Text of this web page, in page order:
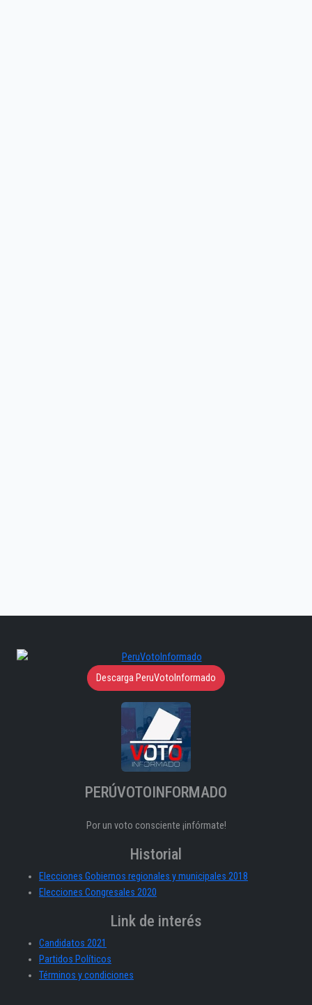
Descarga PeruVotoInformado
PERÚVOTOINFORMADO
Por un voto consciente ¡infórmate!
Historial
Elecciones Gobiernos regionales y municipales 2018
Elecciones Congresales 2020
Link de interés
Candidatos 2021
Partidos Políticos
Términos y condiciones